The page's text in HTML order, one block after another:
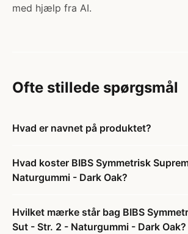
med hjælp fra AI.
Ofte stillede spørgsmål
Hvad er navnet på produktet?
Hvad koster BIBS Symmetrisk
Naturgummi - Dark Oak?
Hvilket mærke står bag BIBS
Sut - Str. 2 - Naturgummi - Dark Oak?